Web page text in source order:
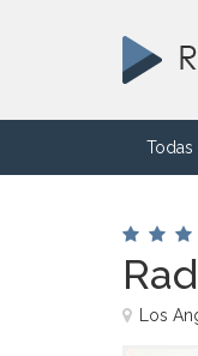
Todas
Los